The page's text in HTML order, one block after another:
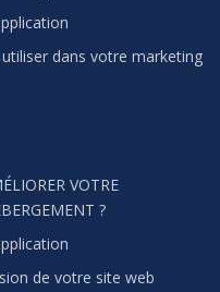
dans votre marketing
VOTRE
?
de votre site web